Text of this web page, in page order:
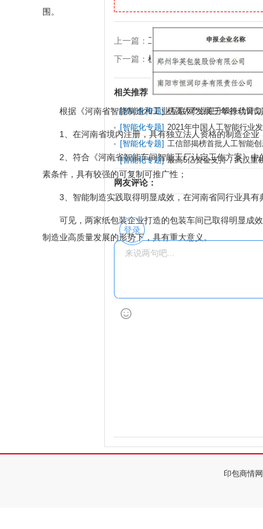
围。
根据《河南省智能制造和工业互联网发展三年行动计划
1、在河南省境内注册，具有独立法人资格的制造企业
2、符合《河南省智能车间智能工厂认定工作方案》中
素条件，具有较强的可复制可推广性；
3、智能制造实践取得明显成效，在河南省同行业具有
可见，两家纸包装企业打造的包装车间已取得明显成效
制造业高质量发展的形势下，具有重大意义。
上一篇： 工业机器人市场潜力巨大 各
下一篇： 机器人行业发展趋势分析 新
相关推荐：
[智能化专题] 机器人产业迎升级换代窗
[智能化专题] 2021年中国人工智能行业
[智能化专题] 工信部揭榜首批人工智能
[智能化专题] 最高5亿资金支持，武汉重
制造业
网友评论：
登录
印包商情